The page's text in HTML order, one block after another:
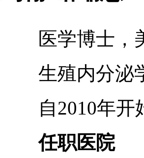
医学博士，美
生殖内分泌
自2010年开
任职医院